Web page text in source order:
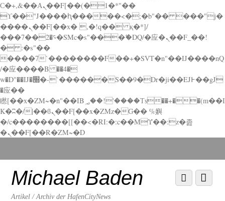
Ϲ�+,&��Ὰܢ��F[��(�1�*"��
ϒ��"J����ԧ�����<�;�b"�� ���"j�
����ܢ��F[��x� ,�!q�� қ�*]/
���؝�2��7�SMc�s"���ޭ�DQ/�应�ܢ��F_��!
� :�s"��
����7`��������F��+�SVT�n"��IJ����nQ
/�应����B ��4�
w�D"��IJ�׭�-`������S��9�Dr�ji��EJ߅��gJ
�应��
矁[��x�ZM~�n"��IB؃��!'����Тѕ��+��(m��I
K�ʭ�/|��ϐܢ��F[��x�ZMz�G�� %嬩
�/c��������[[��<�RI:�:c��MΎ��:z�졾
�ܢ��F[��R�ZM~�D
down
contentMichael Baden
Artikel / Archiv der HafenCityNews
Menu
Scroll
down